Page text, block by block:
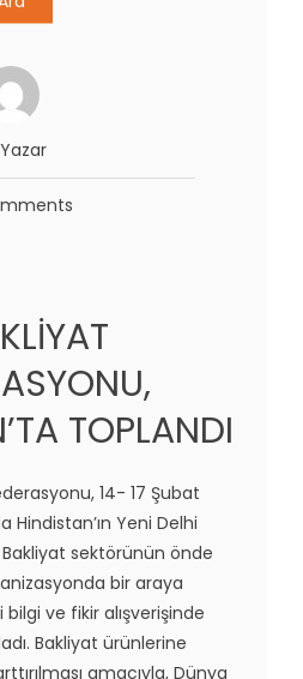
TOPLANDI
14- 17 Şubat
Hindistan’ın Yeni Delhi
sektörünün önde
bir araya
ve fikir alışverişinde
Bakliyat ürünlerine
amacıyla, Dünya